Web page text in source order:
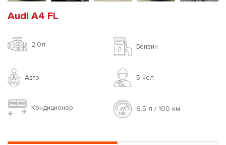
Audi A4 FL
2.0л Бензин
Авто 5 чел
Кондиционер 6.5 л / 100 км